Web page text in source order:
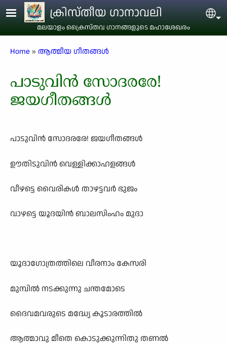
Skip to main contentക്രിസ്തീയ ഗാനാവലി
മലയാളം ക്രൈസ്തവ ഗാനങ്ങളുടെ മഹാശേഖരം
Breadcrumb
Home ആത്മീയ ഗീതങ്ങൾ
പാടുവിൻ സോദരരേ!
ജയഗീതങ്ങൾ
പാടുവിൻ സോദരരേ! ജയഗീതങ്ങൾ
ഊതിടുവിൻ വെള്ളിക്കാഹളങ്ങൾ
വീഴട്ടെ വൈരികൾ താഴട്ടവർ ഭുജം
വാഴട്ടെ യൂദയിൻ ബാലസിംഹം മുദാ
യൂദാഗോത്രത്തിലെ വീരനാം കേസരി
മുമ്പിൽ നടക്കുന്നു ചന്തമോടെ
ദൈവമവരുടെ മദ്ധ്യേ കൂടാരത്തിൽ
ആത്മാവു മീതെ കൊടുക്കുന്നിതു തണൽ